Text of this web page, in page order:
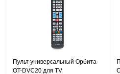
Пульт универсальный Орбита
OT-DVC20 для TV